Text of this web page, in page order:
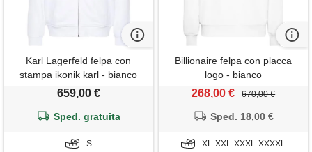
Karl Lagerfeld felpa con
stampa ikonik karl - bianco
659,00 €
Sped. gratuita
S
Billionaire felpa con placca
logo - bianco
268,00 € 670,00 €
Sped. 18,00 €
XL-XXL-XXXL-XXXXL